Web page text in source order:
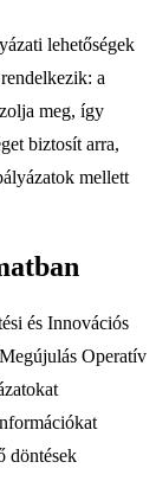
lehetőségek
a
meg, így
biztosít arra,
mellett
és Innovációs
Operatív
döntések